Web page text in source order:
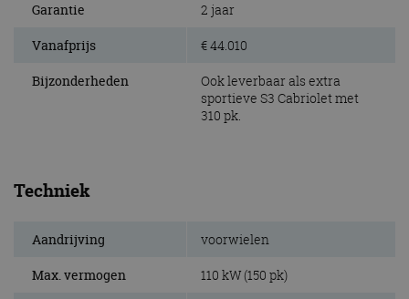
Garantie 2 jaar
Vanafprijs € 44.010
Bijzonderheden
Ook leverbaar als extra
sportieve S3 Cabriolet met
310 pk.
Techniek
Aandrijving voorwielen
Max. vermogen 110 kW (150 pk)